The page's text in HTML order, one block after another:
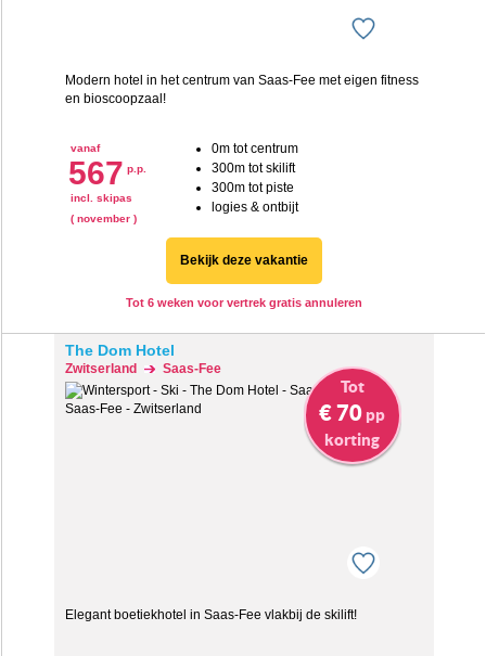
Modern hotel in het centrum van Saas-Fee met eigen fitness
en bioscoopzaal!
vanaf
567 p.p.
incl. skipas
( november )
0m tot centrum
300m tot skilift
300m tot piste
logies & ontbijt
Bekijk deze vakantie
Tot 6 weken voor vertrek gratis annuleren
The Dom Hotel
Zwitserland Saas-Fee
Tot
€ 70 pp
korting
Elegant boetiekhotel in Saas-Fee vlakbij de skilift!